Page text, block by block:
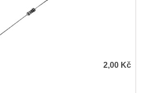
2,00 Kč